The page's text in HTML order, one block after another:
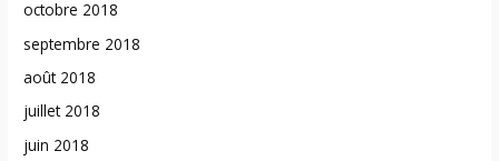
octobre 2018
septembre 2018
août 2018
juillet 2018
juin 2018